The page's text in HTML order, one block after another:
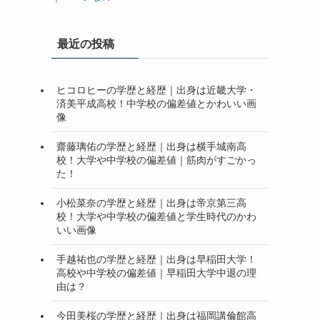
最近の投稿
ヒコロヒーの学歴と経歴｜出身は近畿大学・
済美平成高校！中学校の偏差値とかわいい画
像
齋藤璃佑の学歴と経歴｜出身は横手城南高
校！大学や中学校の偏差値｜筋肉がすごかっ
た！
小松菜奈の学歴と経歴｜出身は帝京第三高
校！大学や中学校の偏差値と学生時代のかわ
いい画像
手越祐也の学歴と経歴｜出身は早稲田大学！
高校や中学校の偏差値｜早稲田大学中退の理
由は？
今田美桜の学歴と経歴｜出身は福岡講倫館高